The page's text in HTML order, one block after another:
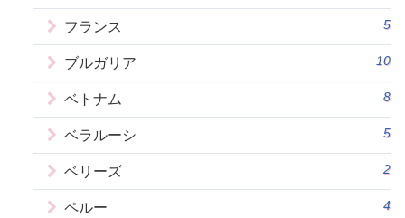
フランス 5
ブルガリア 10
ベトナム 8
ベラルーシ 5
ベリーズ 2
ペルー 4